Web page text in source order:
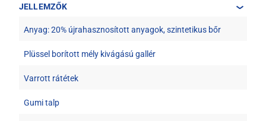
JELLEMZŐK
Anyag: 20% újrahasznosított anyagok, szintetikus bőr
Plüssel borított mély kivágású gallér
Varrott rátétek
Gumi talp